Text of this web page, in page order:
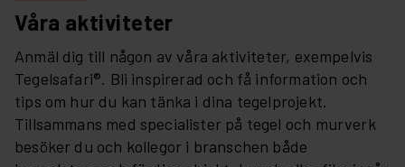
Våra aktiviteter
Anmäl dig till någon av våra aktiviteter, exempelvis
Tegelsafari®. Bli inspirerad och få information och
tips om hur du kan tänka i dina tegelprojekt.
Tillsammans med specialister på tegel och murverk
besöker du och kollegor i branschen både